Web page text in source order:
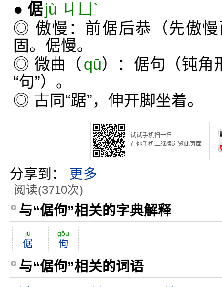
● 倨jù ㄐㄩˋ
◎ 傲慢：前倨后恭（先傲
固。倨慢。
◎ 微曲（ qū）：倨句（钝角
“句”）。
◎ 古同“踞”，伸开脚坐着。
试试手机扫一扫
在你手机上继续浏览此页面
分享到： 更多
阅读(3710次)
与“倨佝”相关的字典解释
jù
倨
gōu
佝
与“倨佝”相关的词语